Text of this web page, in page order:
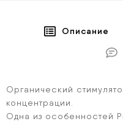
Описание
Органический
концентрации.
Одна из особенностей